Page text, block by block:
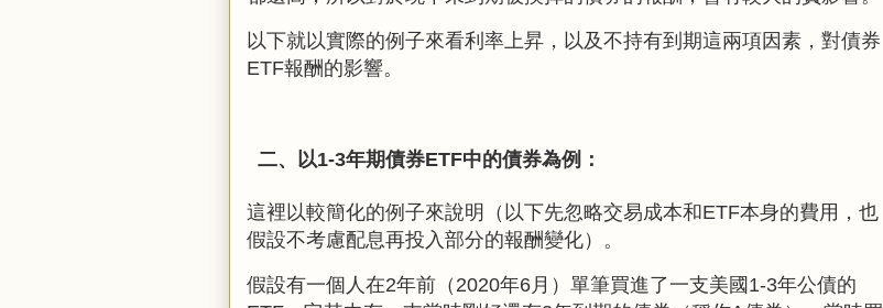
以下就以實際的例子來看利率上昇，以及不持有到期這兩項因素，對債券
ETF報酬的影響。
二、以1-3年期債券ETF中的債券為例：
這裡以較簡化的例子來說明（以下先忽略交易成本和ETF本身的費用，也
假設不考慮配息再投入部分的報酬變化）。
假設有一個人在2年前（ 2020年6月）單筆買進了一支美國 1-3年公債的